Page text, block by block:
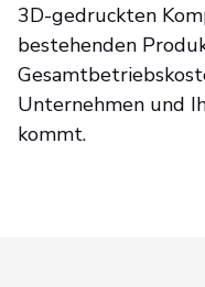
3D-gedruckten
bestehenden
Unternehmen und
kommt.